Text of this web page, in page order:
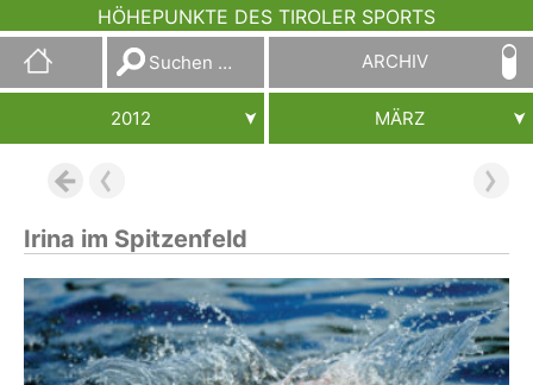
HÖHEPUNKTE DES TIROLER SPORTS
Suchen
nach:
ARCHIV
2012 MÄRZ
Irina im Spitzenfeld